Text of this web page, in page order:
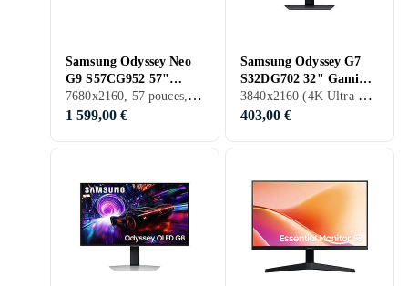
Samsung Odyssey Neo
G9 S57CG952 57"
Ultrawide Incurvé
Gaming DUHD VA
7680x2160, 57 pouces, LCD, 240 Hz
1 599,00 €
Samsung Odyssey G7
S32DG702 32" Gaming
4K UHD IPS 144Hz 3840x2160 (4K Ultra HD), 32 pouces, LCD, 144 Hz
403,00 €